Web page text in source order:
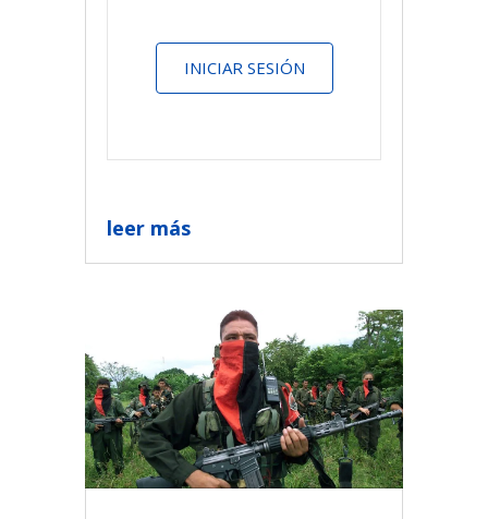
INICIAR SESIÓN
leer más